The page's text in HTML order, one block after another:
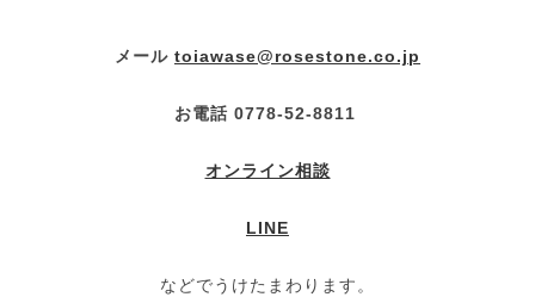
メール toiawase@rosestone.co.jp
お電話 0778-52-8811
オンライン相談
LINE
などでうけたまわります。